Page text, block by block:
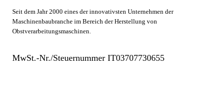
Seit dem Jahr 2000 eines der innovativsten Unternehmen der
Maschinenbaubranche im Bereich der Herstellung von
Obstverarbeitungsmaschinen.
MwSt.-Nr./Steuernummer IT03707730655